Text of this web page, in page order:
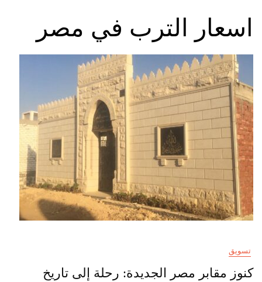
اسعار الترب في مصر
تسويق
كنوز مقابر مصر الجديدة: رحلة إلى تاريخ